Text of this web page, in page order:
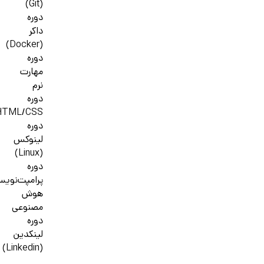
(Git)
دوره
داکر
(Docker)
دوره
مهارت
نرم
دوره
CSS
دوره
لینوکس
(Linux)
دوره
هوش
مصنوعی
دوره
لینکدین
(Linkedin)